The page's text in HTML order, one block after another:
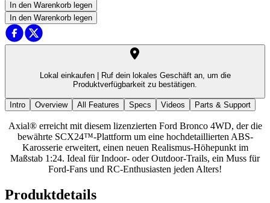
In den Warenkorb legen
In den Warenkorb legen
Lokal einkaufen |Ruf dein lokales Geschäft an, um die
Produktverfügbarkeit zu bestätigen.
Intro Overview All Features Specs Videos Parts & Support
Axial® erreicht mit diesem lizenzierten Ford Bronco 4WD, der die
bewährte SCX24™-Plattform um eine hochdetaillierten ABS-
Karosserie erweitert, einen neuen Realismus-Höhepunkt im
Maßstab 1:24. Ideal für Indoor- oder Outdoor-Trails, ein Muss für
Ford-Fans und RC-Enthusiasten jeden Alters!
Produktdetails